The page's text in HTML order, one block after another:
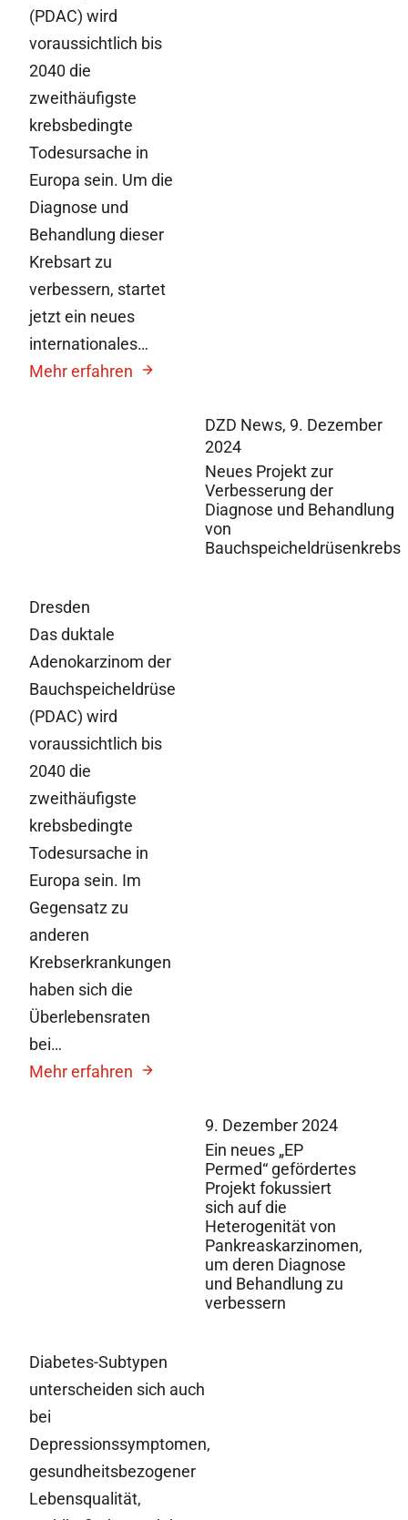
DZD News, 9. Dezember
2024
Neues Projekt zur
Verbesserung der
Diagnose und Behandlung
von
Bauchspeicheldrüsenkrebs
(PDAC) wird
voraussichtlich bis
2040 die
zweithäufigste
krebsbedingte
Todesursache in
Europa sein. Um die
Diagnose und
Behandlung dieser
Krebsart zu
verbessern, startet
jetzt ein neues
internationales…
Mehr erfahren
9. Dezember 2024
Ein neues „EP
Permed“ gefördertes
Projekt fokussiert
sich auf die
Heterogenität von
Pankreaskarzinomen,
um deren Diagnose
und Behandlung zu
verbessern
Dresden
Das duktale
Adenokarzinom der
Bauchspeicheldrüse
(PDAC) wird
voraussichtlich bis
2040 die
zweithäufigste
krebsbedingte
Todesursache in
Europa sein. Im
Gegensatz zu
anderen
Krebserkrankungen
haben sich die
Überlebensraten
bei…
Mehr erfahren
Diabetes-Subtypen
unterscheiden sich auch
bei
Depressionssymptomen,
gesundheitsbezogener
Lebensqualität,